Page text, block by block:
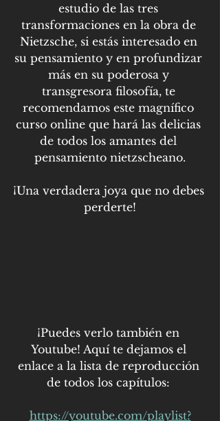
estudio de las tres
transformaciones en la obra de
Nietzsche, si estás interesado en
su pensamiento y en profundizar
más en su poderosa y
transgresora filosofía, te
recomendamos este magnífico
curso online que hará las delicias
de todos los amantes del
pensamiento nietzscheano.
¡Una verdadera joya que no debes
perderte!
¡Puedes verlo también en
Youtube! Aquí te dejamos el
enlace a la lista de reproducción
de todos los capítulos:
https://youtube.com/playlist?